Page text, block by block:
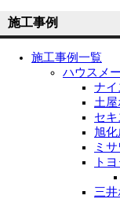
施工事例
施工事例一覧
ハウスメ
ナ
土屋
セ
旭
ミ
ト
三井